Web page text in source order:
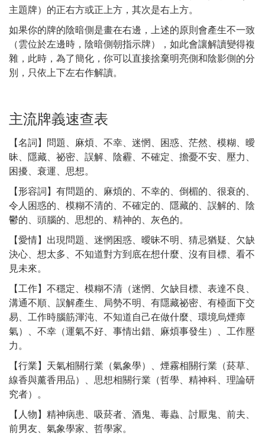
主題牌）的正右方或正上方，其次是右上方。
如果你的牌的陰暗側是畫在右邊，上述的原則會產生不一致
（雲位於左邊時，陰暗側朝指示牌），如此會讓解讀變得複
雜，此時，為了簡化，你可以直接捨棄明亮側和陰影側的分
別，只依上下左右作解讀。
主流牌義速查表
【名詞】問題、麻煩、不幸、迷惘、困惑、茫然、模糊、曖
昧、隱藏、祕密、誤解、陰霾、不確定、擔憂不安、壓力、
困擾、衰運、思想。
【形容詞】有問題的、麻煩的、不幸的、倒楣的、很衰的、
令人困惑的、模糊不清的、不確定的、隱藏的、誤解的、陰
鬱的、頭腦的、思想的、精神的、灰色的。
【愛情】出現問題、迷惘困惑、曖昧不明、猜忌猶疑、欠缺
決心、想太多、不知道對方到底在想什麼、沒有目標、看不
見未來。
【工作】不穩定、模糊不清（迷惘、欠缺目標、表達不良、
溝通不順、誤解產生、局勢不明、有隱藏祕密、有檯面下交
易、工作時腦筋渾沌、不知道自己在做什麼、環境烏煙瘴
氣）、不幸（運氣不好、事情出錯、麻煩事發生）、工作壓
力。
【行業】天氣相關行業（氣象學）、煙霧相關行業（菸草、
線香與薰香用品）、思想相關行業（哲學、精神科、理論研
究者）。
【人物】精神病患、吸菸者、酒鬼、毒蟲、討厭鬼、前夫、
前男友、氣象學家、哲學家。